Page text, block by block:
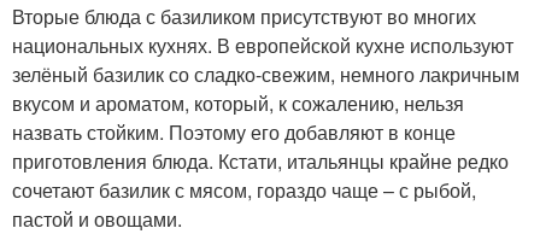
Вторые блюда с базиликом присутствуют во многих
национальных кухнях. В европейской кухне используют
зелёный базилик со сладко-свежим, немного лакричным
вкусом и ароматом, который, к сожалению, нельзя
назвать стойким. Поэтому его добавляют в конце
приготовления блюда. Кстати, итальянцы крайне редко
сочетают базилик с мясом, гораздо чаще – с рыбой,
пастой и овощами.